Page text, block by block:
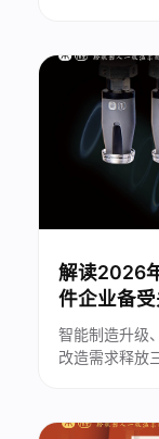
苏州柔触机器
研发技术、全
为2026年机
解读2026
件企业备
智能制造升级
改造需求释放
简称“苏州柔